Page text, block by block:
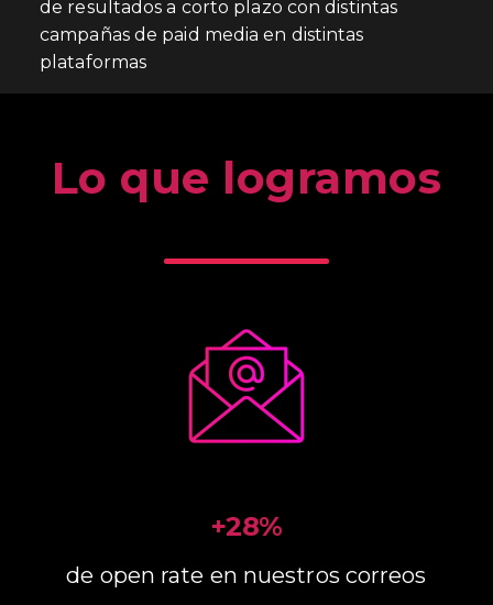
de resultados a corto plazo con distintas
campañas de paid media en distintas
plataformas
Lo que logramos
+28%
de open rate en nuestros correos